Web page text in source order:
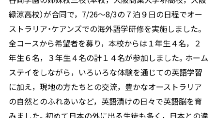
緑涼高校）が合同で，7/26～8/3の７泊９日の日程でオー
ストラリア・ケアンズでの海外語学研修を実施しました。
全コースから希望者を募り，本校からは１年生４名，２
年生６名，３年生４名の計１４名が参加しました。ホーム
ステイをしながら，いろいろな体験を通じての英語学習
に加え，現地の方たちとの交流，豊かなオーストラリア
の自然とのふれあいなど，英語漬けの日々で英語脳を育